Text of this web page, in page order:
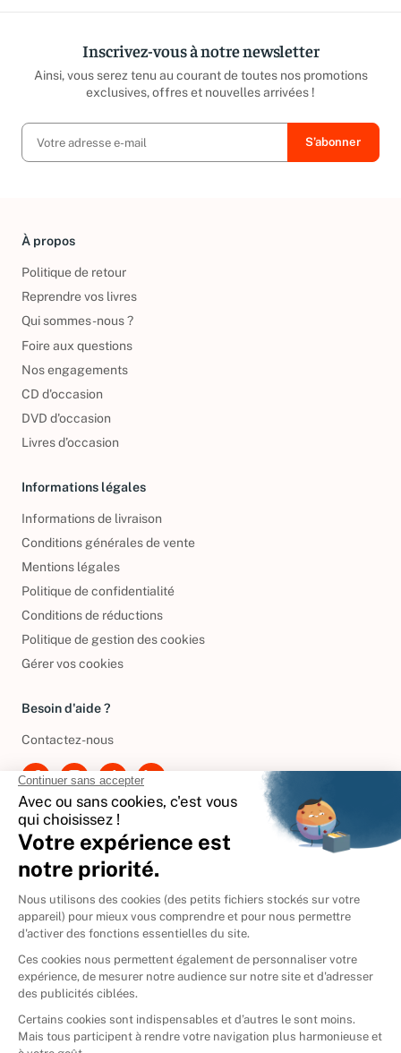
Inscrivez-vous à notre newsletter
Ainsi, vous serez tenu au courant de toutes nos promotions
exclusives, offres et nouvelles arrivées !
À propos
Politique de retour
Reprendre vos livres
Qui sommes-nous ?
Foire aux questions
Nos engagements
CD d'occasion
DVD d'occasion
Livres d’occasion
Informations légales
Informations de livraison
Conditions générales de vente
Mentions légales
Politique de confidentialité
Conditions de réductions
Politique de gestion des cookies
Gérer vos cookies
Besoin d'aide ?
Contactez-nous
International
🇪🇸 Espagne
🇩🇪Allemagne
🇮🇹 Italie